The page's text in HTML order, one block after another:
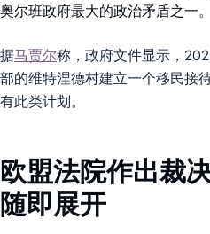
奥尔班政府最大的政治矛盾之一。
据马贾尔称，政府文件显示，
部的维特涅德村建立一个移民接
有此类计划。
欧盟法院作出裁
随即展开